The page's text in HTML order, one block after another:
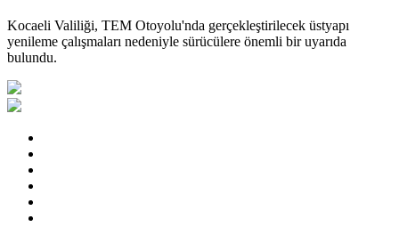
Kocaeli Valiliği, TEM Otoyolu'nda gerçekleştirilecek üstyapı
yenileme çalışmaları nedeniyle sürücülere önemli bir uyarıda
bulundu.